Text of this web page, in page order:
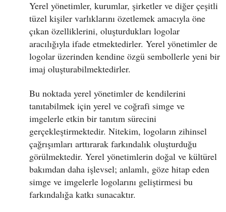
Yerel yönetimler, kurumlar, şirketler ve diğer çeşitli
tüzel kişiler varlıklarını özetlemek amacıyla öne
çıkan özelliklerini, oluşturdukları logolar
aracılığıyla ifade etmektedirler. Yerel yönetimler de
logolar üzerinden kendine özgü sembollerle yeni bir
imaj oluşturabilmektedirler.
Bu noktada yerel yönetimler de kendilerini
tanıtabilmek için yerel ve coğrafi simge ve
imgelerle etkin bir tanıtım sürecini
gerçekleştirmektedir. Nitekim, logoların zihinsel
çağrışımları arttırarak farkındalık oluşturduğu
görülmektedir. Yerel yönetimlerin doğal ve kültürel
bakımdan daha işlevsel; anlamlı, göze hitap eden
simge ve imgelerle logolarını geliştirmesi bu
farkındalığa katkı sunacaktır.